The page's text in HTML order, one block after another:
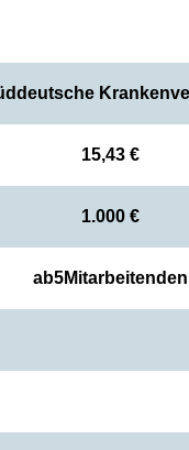
15,43 €
1.000 €
ab5Mitarbeitenden